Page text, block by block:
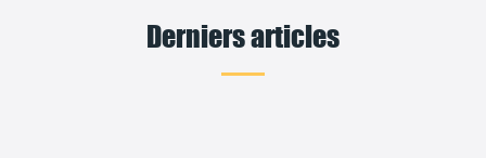
Derniers articles